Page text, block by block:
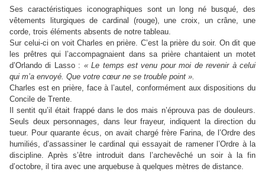
Ses caractéristiques iconographiques sont un long né busqué, des
vêtements liturgiques de cardinal (rouge), une croix, un crâne, une
corde, trois éléments absents de notre tableau.
Sur celui-ci on voit Charles en prière. C’est la prière du soir. On dit que
les prêtres qui l’accompagnaient dans sa prière chantaient un motet
d’Orlando di Lasso : « Le temps est venu pour moi de revenir à celui
qui m’a envoyé. Que votre cœur ne se trouble point ».
Charles est en prière, face à l’autel, conformément aux dispositions du
Concile de Trente.
Il sentit qu’il était frappé dans le dos mais n’éprouva pas de douleurs.
Seuls deux personnages, dans leur frayeur, indiquent la direction du
tueur. Pour quarante écus, on avait chargé frère Farina, de l’Ordre des
humiliés, d’assassiner le cardinal qui essayait de ramener l’Ordre à la
discipline. Après s’être introduit dans l’archevêché un soir à la fin
d’octobre, il tira avec une arquebuse à quelques mètres de distance.